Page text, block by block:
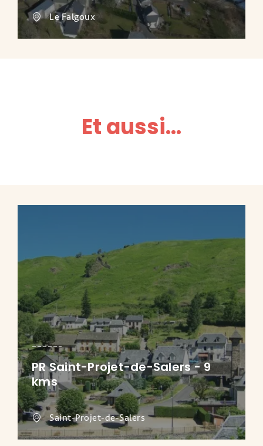
Le Falgoux
Et aussi...
PR Saint-Projet-de-Salers - 9
kms
Saint-Projet-de-Salers